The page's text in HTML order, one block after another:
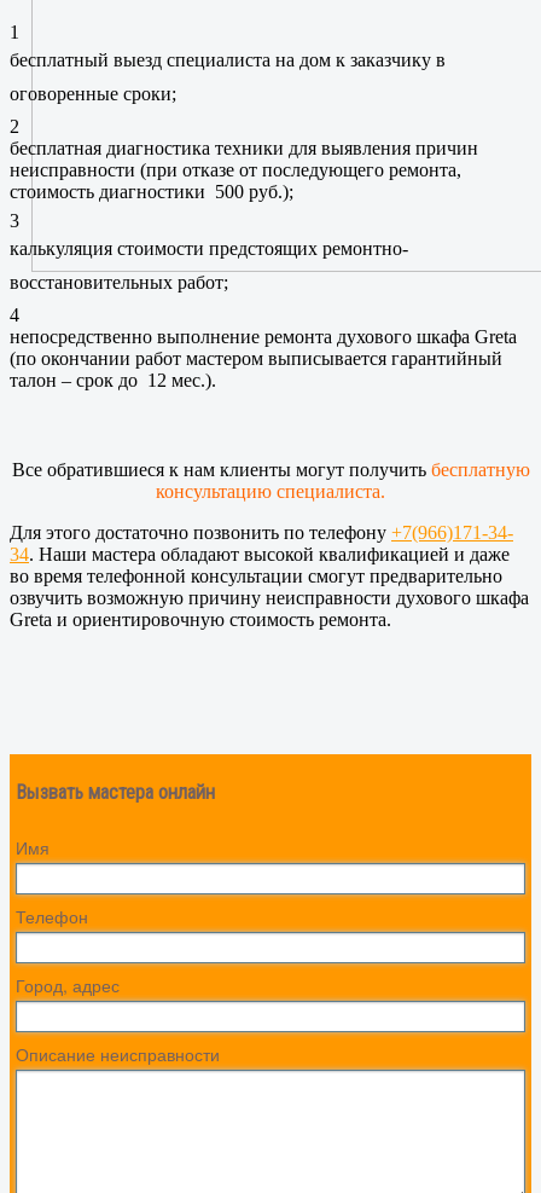
1
бесплатный выезд специалиста на дом к заказчику в
оговоренные сроки;
2
бесплатная диагностика техники для выявления причин
неисправности (при отказе от последующего ремонта,
стоимость диагностики 500 руб.);
3
калькуляция стоимости предстоящих ремонтно-
восстановительных работ;
4
непосредственно выполнение ремонта духового шкафа Greta
(по окончании работ мастером выписывается гарантийный
талон – срок до 12 мес.).
Все обратившиеся к нам клиенты могут получить бесплатную
консультацию специалиста.
Для этого достаточно позвонить по телефону +7(966)171-34-
34. Наши мастера обладают высокой квалификацией и даже
во время телефонной консультации смогут предварительно
озвучить возможную причину неисправности духового шкафа
Greta и ориентировочную стоимость ремонта.
Вызвать мастера онлайн
Имя
Телефон
Город, адрес
Описание неисправности